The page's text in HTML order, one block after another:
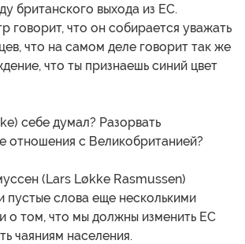
британского выхода из ЕС.
говорит, что он собирается уважать
что на самом деле говорит так же
что ты признаешь синий цвет
себе думал? Разорвать
отношения с Великобританией?
(Lars Løkke Rasmussen)
пустые слова еще несколькими
о том, что мы должны изменить ЕС
чаяниям населения.